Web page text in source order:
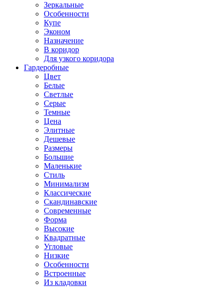
Зеркальные
Особенности
Купе
Эконом
Назначение
В коридор
Для узкого коридора
Гардеробные
Цвет
Белые
Светлые
Серые
Темные
Цена
Элитные
Дешевые
Размеры
Большие
Маленькие
Стиль
Минимализм
Классические
Скандинавские
Современные
Форма
Высокие
Квадратные
Угловые
Низкие
Особенности
Встроенные
Из кладовки